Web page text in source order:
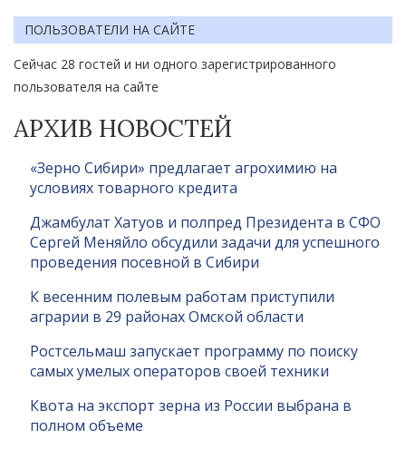
ПОЛЬЗОВАТЕЛИ НА САЙТЕ
Сейчас 28 гостей и ни одного зарегистрированного
пользователя на сайте
АРХИВ НОВОСТЕЙ
«Зерно Сибири» предлагает агрохимию на
условиях товарного кредита
Джамбулат Хатуов и полпред Президента в СФО
Сергей Меняйло обсудили задачи для успешного
проведения посевной в Сибири
К весенним полевым работам приступили
аграрии в 29 районах Омской области
Ростсельмаш запускает программу по поиску
самых умелых операторов своей техники
Квота на экспорт зерна из России выбрана в
полном объеме